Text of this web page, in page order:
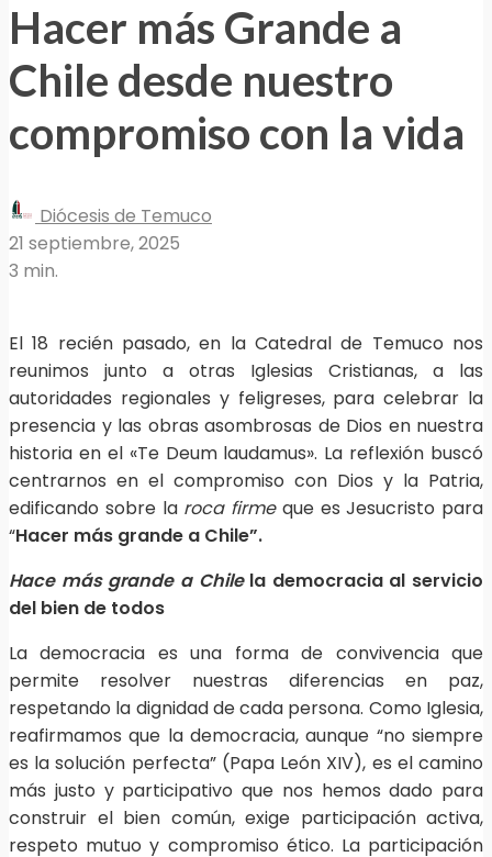
Hacer más Grande a
Chile desde nuestro
compromiso con la vida
Diócesis de Temuco
21 septiembre, 2025
3 min.
El 18 recién pasado, en la Catedral de Temuco nos
reunimos junto a otras Iglesias Cristianas, a las
autoridades regionales y feligreses, para celebrar la
presencia y las obras asombrosas de Dios en nuestra
historia en el «Te Deum laudamus». La reflexión buscó
centrarnos en el compromiso con Dios y la Patria,
edificando sobre la roca firmeque es Jesucristo para
“Hacer más grande a Chile”.
Hace más grande a Chilela democracia al servicio
del bien de todos
La democracia es una forma de convivencia que
permite resolver nuestras diferencias en paz,
respetando la dignidad de cada persona. Como Iglesia,
reafirmamos que la democracia, aunque “no siempre
es la solución perfecta” (Papa León XIV), es el camino
más justo y participativo que nos hemos dado para
construir el bien común, exige participación activa,
respeto mutuo y compromiso ético. La participación